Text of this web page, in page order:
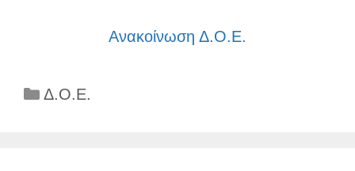
Ανακοίνωση Δ.Ο.Ε.
Κατηγορίες
Δ.Ο.Ε.